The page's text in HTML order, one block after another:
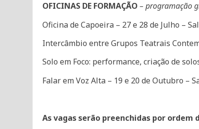
OFICINAS DE FORMAÇÃO– programação
Oficina de Capoeira – 27 e 28 de Julho –
Intercâmbio entre Grupos Teatrais
Solo em Foco: performance, criação de
Falar em Voz Alta – 19 e 20 de Outubro –
As vagas serão preenchidas por